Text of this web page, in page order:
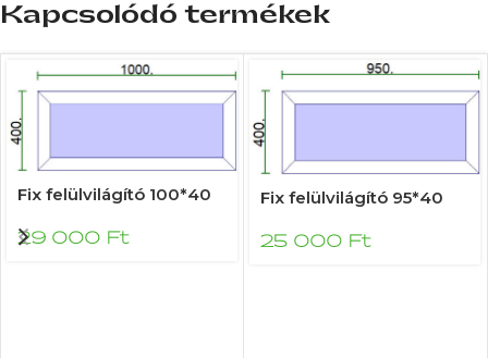
Kapcsolódó termékek
Fix felülvilágító 100*40
29 000 Ft
Fix felülvilágító 95*40
25 000 Ft